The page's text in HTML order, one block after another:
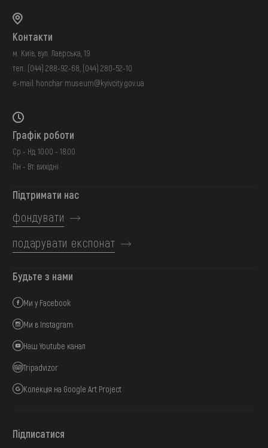
Контакти
м. Київ, вул. Лаврська, 19
тел.: (044) 288-92-68 (044) 280-52-10
e-mail: honchar.museum@kyivcity.gov.ua
Графік роботи
Ср - Нд: 10:00 - 18:00
Пн - Вт: вихідні
Підтримати нас
фондувати
подарувати експонат
Будьте з нами
Ми у Facebook
Ми в Instagram
Наш Youtube канал
Tripadvizor
Колекція на Google Art Project
Підписатися